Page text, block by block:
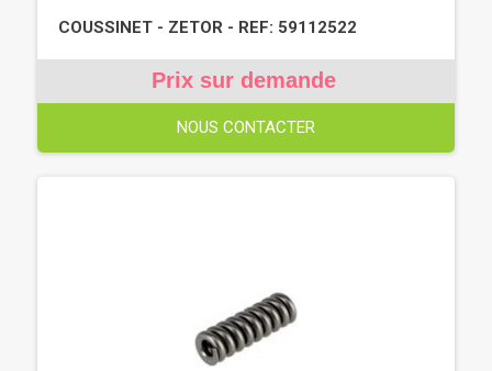
COUSSINET - ZETOR - REF: 59112522
Prix sur demande
NOUS CONTACTER